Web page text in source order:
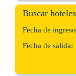
Buscar
Fecha de
Fecha de salida: